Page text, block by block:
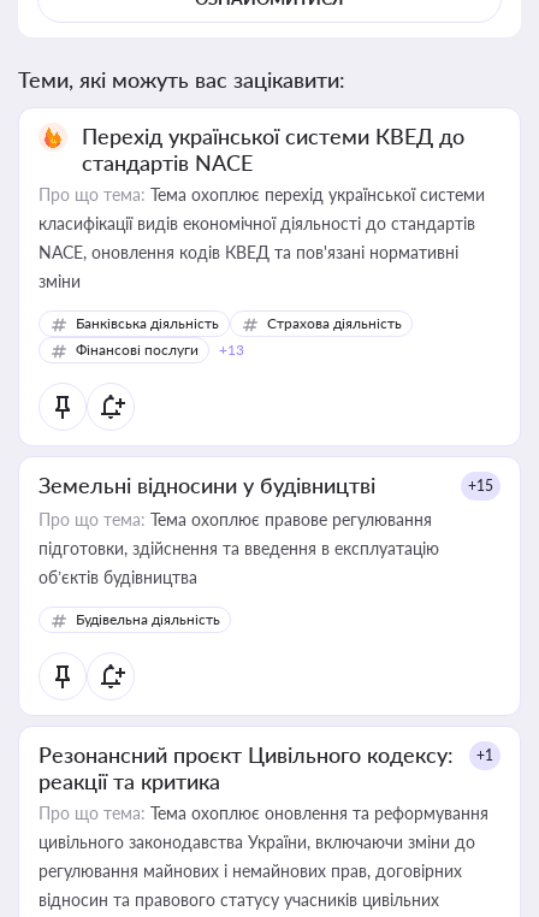
Теми, які можуть вас зацікавити:
Перехід української системи КВЕД до
стандартів NACE
Про що тема: Тема охоплює перехід української системи
класифікації видів економічної діяльності до стандартів
NACE, оновлення кодів КВЕД та пов'язані нормативні
зміни
Банківська діяльність
Страхова діяльність
Фінансові послуги
+13
Земельні відносини у будівництві +15
Про що тема: Тема охоплює правове регулювання
підготовки, здійснення та введення в експлуатацію
об’єктів будівництва
Будівельна діяльність
Резонансний проєкт Цивільного кодексу:
реакції та критика
+1
Про що тема: Тема охоплює оновлення та реформування
цивільного законодавства України, включаючи зміни до
регулювання майнових і немайнових прав, договірних
відносин та правового статусу учасників цивільних